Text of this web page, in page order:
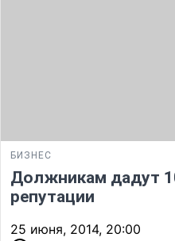
БИЗНЕС
Должникам дадут
репутации
25 июня, 2014, 20:00